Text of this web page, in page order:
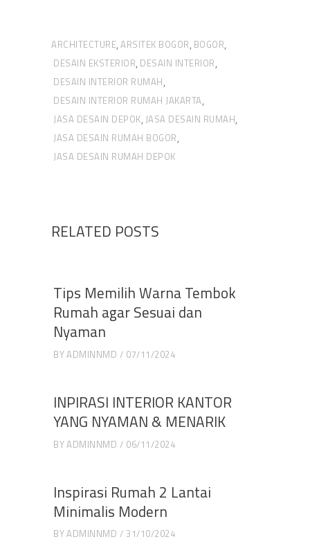
ARCHITECTURE, ARSITEK BOGOR, BOGOR,
DESAIN EKSTERIOR, DESAIN INTERIOR,
DESAIN INTERIOR RUMAH,
DESAIN INTERIOR RUMAH JAKARTA,
JASA DESAIN DEPOK, JASA DESAIN RUMAH,
JASA DESAIN RUMAH BOGOR,
JASA DESAIN RUMAH DEPOK
RELATED POSTS
Tips Memilih Warna Tembok
Rumah agar Sesuai dan
Nyaman
BYADMINNMD 07/11/2024
INPIRASI INTERIOR KANTOR
YANG NYAMAN & MENARIK
BYADMINNMD 06/11/2024
Inspirasi Rumah 2 Lantai
Minimalis Modern
BYADMINNMD 31/10/2024